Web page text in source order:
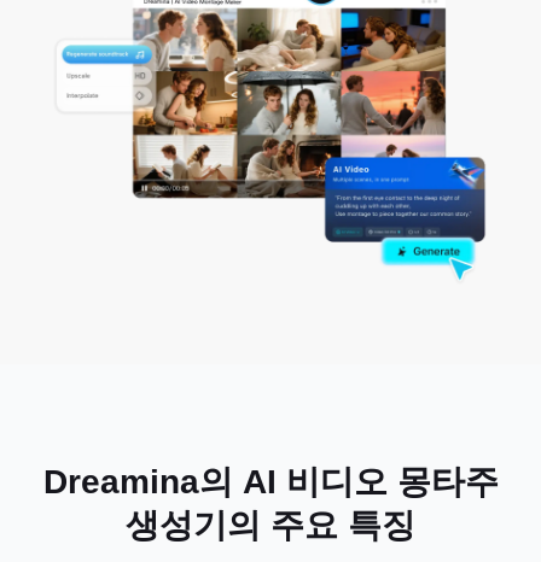
Dreamina의 AI 비디오 몽타주
생성기의 주요 특징